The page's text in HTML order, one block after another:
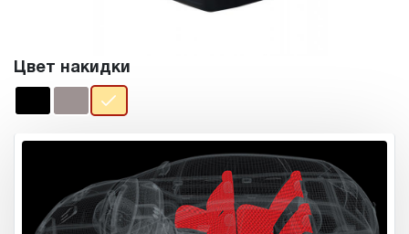
Цвет накидки